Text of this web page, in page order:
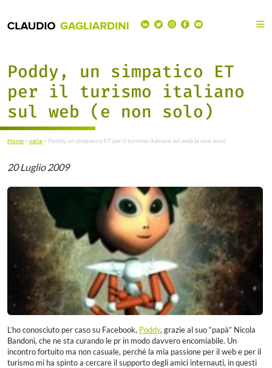
Poddy, un simpatico ET
per il turismo italiano
sul web (e non solo)
Home » varie » Poddy, un simpatico ET per il turismo italiano sul web (e non solo)
20 Luglio 2009
L’ho conosciuto per caso su Facebook, Poddy, grazie al suo “papà” Nicola
Bandoni, che ne sta curando le pr in modo davvero encomiabile. Un
incontro fortuito ma non casuale, perché la mia passione per il web e per il
turismo mi ha spinto a cercare il supporto degli amici internauti, in questi